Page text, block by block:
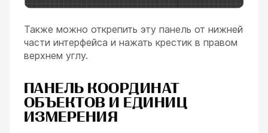
Также можно открепить эту панель от нижней
части интерфейса и нажать крестик в правом
верхнем углу.
ПАНЕЛЬ КООРДИНАТ
ОБЪЕКТОВ И ЕДИНИЦ
ИЗМЕРЕНИЯ